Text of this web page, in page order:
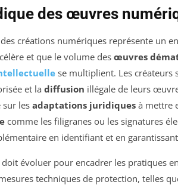
des œuvres
des créations numériques représente un
et que le volume des œuvres
se multiplient. Les créateurs
et la diffusion illégale de leurs
les adaptations juridiques à mettre
comme les filigranes ou les signatures
en identifiant et en
doit évoluer pour encadrer les pratiques
techniques de protection, telles